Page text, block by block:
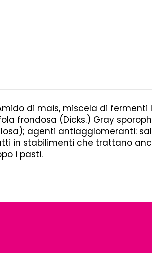
di mais, miscela di fermenti
frondosa (Dicks.) Gray
agenti antiagglomeranti:
in stabilimenti che trattano
i pasti.